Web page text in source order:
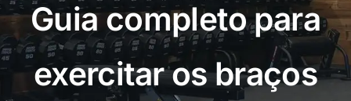
Guia completo para
exercitar os braços